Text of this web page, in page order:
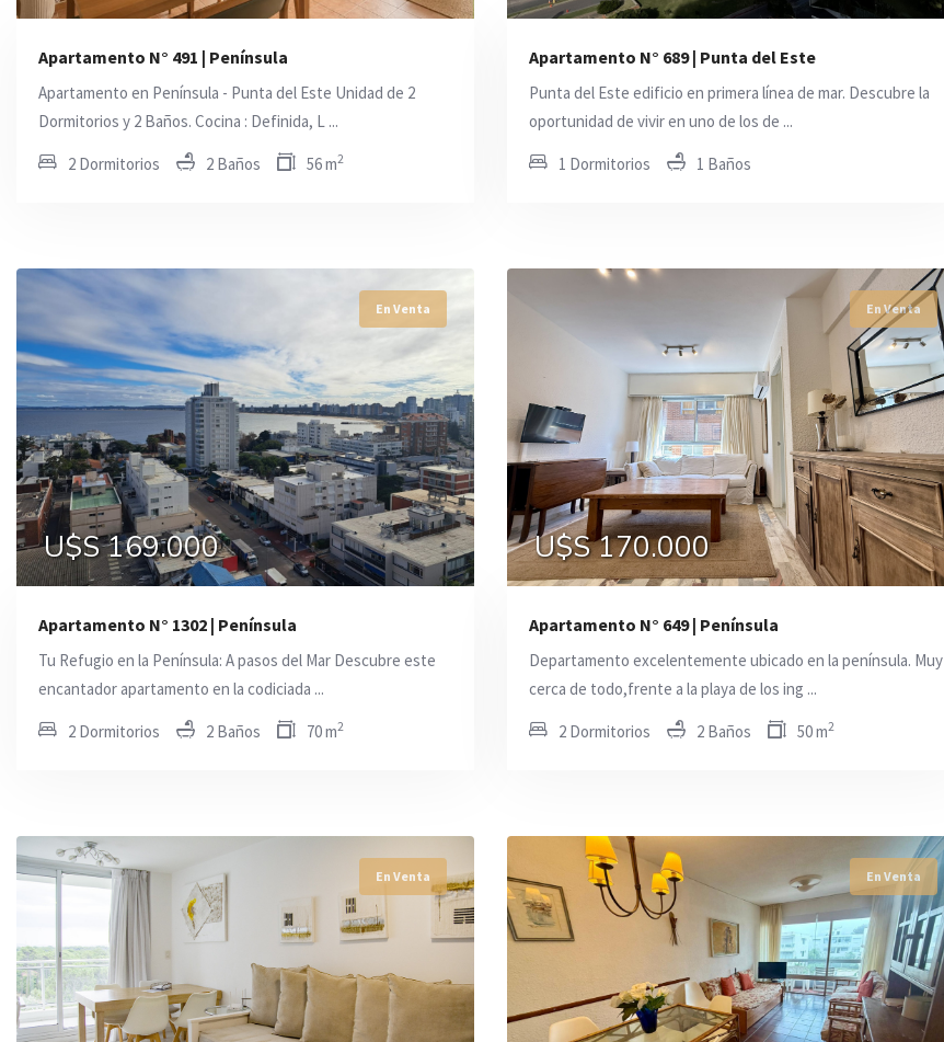
Apartamento N° 491 | Península
Apartamento en Península - Punta del Este Unidad de 2
Dormitorios y 2 Baños. Cocina : Definida, L ...
2 Dormitorios 2 Baños 56 m2
Apartamento N° 689 | Punta del Este
Punta del Este edificio en primera línea de mar. Descubre la
oportunidad de vivir en uno de los de ...
1 Dormitorios 1 Baños
En Venta
U$S 169.000
En Venta
U$S 169.000
Apartamento N° 1302 | Península
Tu Refugio en la Península: A pasos del Mar Descubre este
encantador apartamento en la codiciada ...
2 Dormitorios 2 Baños 70 m2
En Venta
U$S 170.000
En Venta
U$S 170.000
Apartamento N° 649 | Península
Departamento excelentemente ubicado en la península. Muy
cerca de todo,frente a la playa de los ing ...
2 Dormitorios 2 Baños 50 m2
En Venta
U$S 175.000
En Venta
U$S 175.000
En Venta En Venta
En Venta En Venta
En Venta En Venta